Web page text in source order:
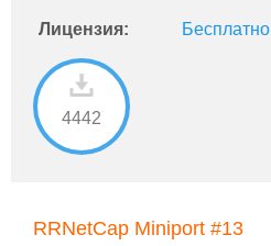
Лицензия: Бесплатно
4442
RRNetCap Miniport #13